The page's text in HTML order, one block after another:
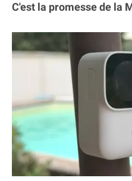
C'est la promesse de la